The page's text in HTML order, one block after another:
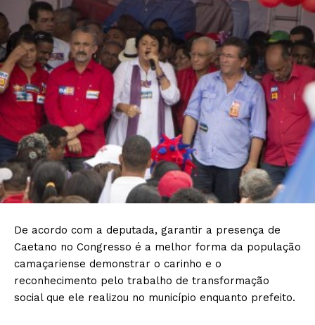
De acordo com a deputada, garantir a presença de
Caetano no Congresso é a melhor forma da população
camaçariense demonstrar o carinho e o
reconhecimento pelo trabalho de transformação
social que ele realizou no município enquanto prefeito.